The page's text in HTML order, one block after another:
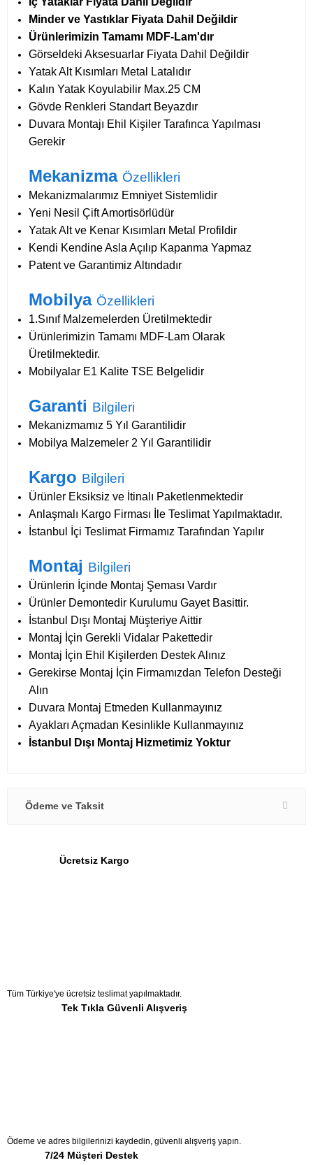
Minder ve Yastıklar Fiyata Dahil Değildir
Ürünlerimizin Tamamı MDF-Lam'dır
Görseldeki Aksesuarlar Fiyata Dahil Değildir
Yatak Alt Kısımları Metal Latalıdır
Kalın Yatak Koyulabilir Max.25 CM
Gövde Renkleri Standart Beyazdır
Duvara Montajı Ehil Kişiler Tarafınca Yapılması
Gerekir
Mekanizma Özellikleri
Mekanizmalarımız Emniyet Sistemlidir
Yeni Nesil Çift Amortisörlüdür
Yatak Alt ve Kenar Kısımları Metal Profildir
Kendi Kendine Asla Açılıp Kapanma Yapmaz
Patent ve Garantimiz Altındadır
Mobilya Özellikleri
1.Sınıf Malzemelerden Üretilmektedir
Ürünlerimizin Tamamı MDF-Lam Olarak
Üretilmektedir.
Mobilyalar E1 Kalite TSE Belgelidir
Garanti Bilgileri
Mekanizmamız 5 Yıl Garantilidir
Mobilya Malzemeler 2 Yıl Garantilidir
Kargo Bilgileri
Ürünler Eksiksiz ve İtinalı Paketlenmektedir
Anlaşmalı Kargo Firması İle Teslimat Yapılmaktadır.
İstanbul İçi Teslimat Firmamız Tarafından Yapılır
Montaj Bilgileri
Ürünlerin İçinde Montaj Şeması Vardır
Ürünler Demontedir Kurulumu Gayet Basittir.
İstanbul Dışı Montaj Müşteriye Aittir
Montaj İçin Gerekli Vidalar Pakettedir
Montaj İçin Ehil Kişilerden Destek Alınız
Gerekirse Montaj İçin Firmamızdan Telefon Desteği
Alın
Duvara Montaj Etmeden Kullanmayınız
Ayakları Açmadan Kesinlikle Kullanmayınız
İstanbul Dışı Montaj Hizmetimiz Yoktur
Ödeme ve Taksit
Ücretsiz Kargo
Tüm Türkiye'ye ücretsiz teslimat yapılmaktadır.
Tek Tıkla Güvenli Alışveriş
Ödeme ve adres bilgilerinizi kaydedin, güvenli alışveriş yapın.
7/24 Müşteri Destek